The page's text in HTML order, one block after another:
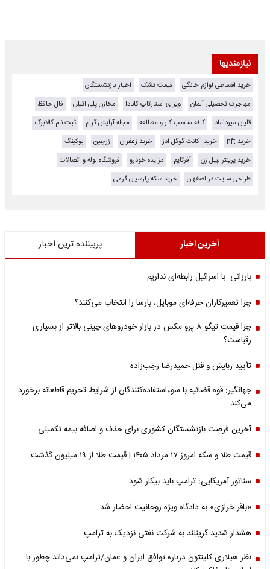
نیازمندیها
خرید اقساطی لوازم خانگی قیمت تشک
اخبار بازنشستگان
مهاجرت تحصیلی آلمان
ویزای استارتاپ کانادا مخازن پلی اتیلن
فال حافظ
قلیان میرداماد
کافه مناسب کار و مطالعه مجله آرایش گرام
ثبت نام کالابرگ
خرید nft
خرید اکانت گوگل ادز خرید زعفران زرچین
بوکینگ
خرید پرینتر لیبل زن
آفرتایم مزایده خودرو
فروشگاه لوله و اتصالات
طراحی سایت در اصفهان
خرید سکه پارسیان گرمی
آخرین اخبار پربیننده ترین اخبار
بارزانی: با اسرائیل رابطه‌ای نداریم
چرا تعمیرکاران حرفه‌ای موبایل، بارسا را انتخاب می‌کنند؟
چرا قیمت تیگو 8 پرو مکس در بازار خودروهای چینی بالاتر از بسیاری
رقباست؟
تأیید ربایش و قتل حمیدرضا رجب‌زاده
جهانگیر: قوه قضائیه با سوءاستفاده‌کنندگان از شرایط تحریم قاطعانه برخورد
می‌کند
آخرین فرصت بازنشستگان کشوری برای حذف و اضافه بیمه تکمیلی
قیمت طلا و سکه امروز ۱۷ مرداد ۱۴۰۵ | قیمت طلا از ۱۹ میلیون گذشت
سناتور آمریکایی: ترامپ باید بیکار شود
«باقر خرازی» به دادگاه ویژه روحانیت احضار شد
هشدار شدید گرینلند به شرکت نفتی نزدیک به ترامپ
نظر هیلاری کلینتون درباره توافق ایران و عمان/ترامپ نمی‌داند چطور با